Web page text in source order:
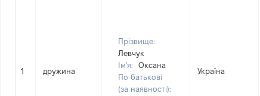
1 дружина
Прізвище:
Левчук
Ім'я:
Оксана
По батькові
(за наявності):
Україна